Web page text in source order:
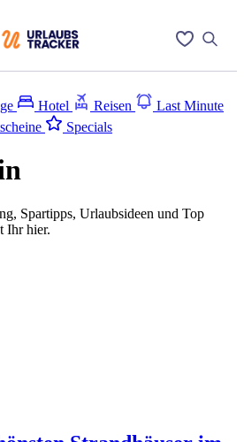
Hotel Reisen
Last Minute
Specials
Spartipps, Urlaubsideen und Top
Ihr hier.